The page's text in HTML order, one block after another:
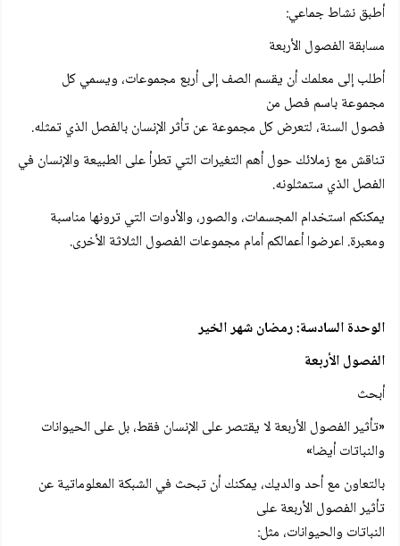
أطبق نشاط جماعي:
مسابقة الفصول الأربعة
أطلب إلى معلمك أن يقسم الصف إلى أربع مجموعات، ويسمي كل
مجموعة باسم فصل من
فصول السنة، لتعرض كل مجموعة عن تأثر الإنسان بالفصل الذي تمثله.
تناقش مع زملائك حول أهم التغيرات التي تطرأ على الطبيعة والإنسان في
الفصل الذي ستمثلونه.
يمكنكم استخدام المجسمات، والصور، والأدوات التي ترونها مناسبة
ومعبرة. اعرضوا أعمالكم أمام مجموعات الفصول الثلاثة الأخرى.
الوحدة السادسة: رمضان شهر الخير
الفصول الأربعة
أبحث
«تأثير الفصول الأربعة لا يقتصر على الإنسان فقط، بل على الحيوانات
والنباتات أيضا»
بالتعاون مع أحد والديك، يمكنك أن تبحث في الشبكة المعلوماتية عن
تأثير الفصول الأربعة على
النباتات والحيوانات، مثل: